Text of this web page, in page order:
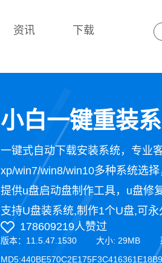
资讯 下载
小白一键重装
一键式自动下载安装系统，专业
xp/win7/win8/win10多种系统选
提供u盘启动盘制作工具，u盘修
支持U盘装系统,制作1个U盘,可
178609219人赞过
版本：11.5.47.1530 大小: 29MB